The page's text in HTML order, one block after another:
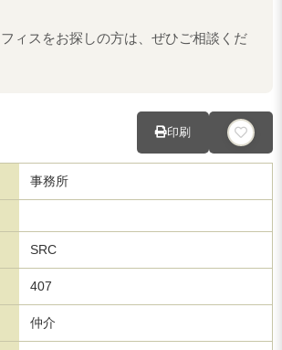
ィスをお探しの方は、ぜひご相談くだ
印刷
事務所
SRC
407
仲介